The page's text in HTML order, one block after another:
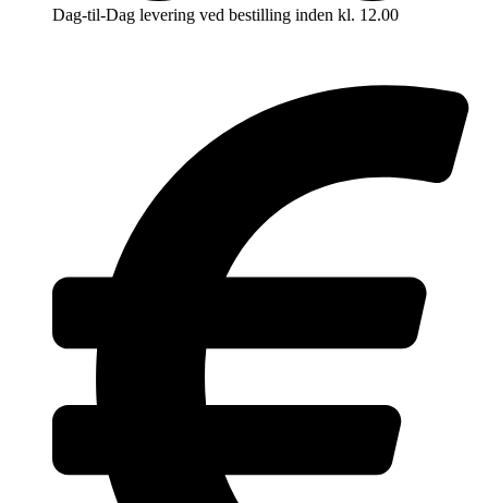
Dag-til-Dag levering ved bestilling inden kl. 12.00